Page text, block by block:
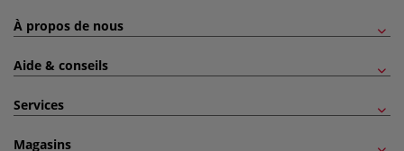
À propos de nous
Aide & conseils
Services
Magasins